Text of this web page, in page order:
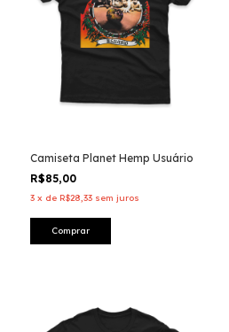
Camiseta Planet Hemp Usuário
R$85,00
3 x de R$28,33 sem juros
Comprar